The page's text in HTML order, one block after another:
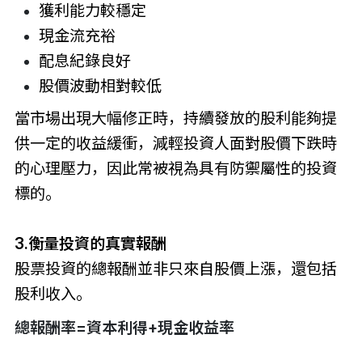
獲利能力較穩定
現金流充裕
配息紀錄良好
股價波動相對較低
當市場出現大幅修正時，持續發放的股利能夠提
供一定的收益緩衝，減輕投資人面對股價下跌時
的心理壓力，因此常被視為具有防禦屬性的投資
標的。
3.衡量投資的真實報酬
股票投資的總報酬並非只來自股價上漲，還包括
股利收入。
總報酬率=資本利得+現金收益率